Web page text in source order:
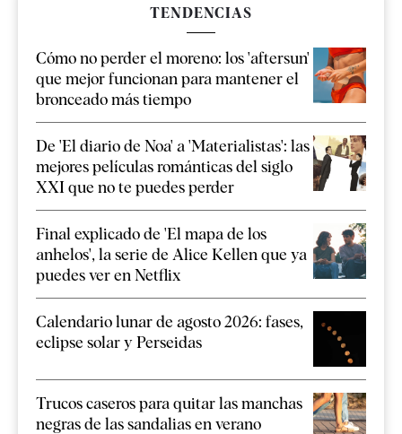
TENDENCIAS
Cómo no perder el moreno: los 'aftersun'
que mejor funcionan para mantener el
bronceado más tiempo
De 'El diario de Noa' a 'Materialistas': las
mejores películas románticas del siglo
XXI que no te puedes perder
Final explicado de 'El mapa de los
anhelos', la serie de Alice Kellen que ya
puedes ver en Netflix
Calendario lunar de agosto 2026: fases,
eclipse solar y Perseidas
Trucos caseros para quitar las manchas
negras de las sandalias en verano